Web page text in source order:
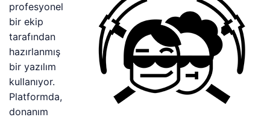
profesyonel
bir ekip
tarafından
hazırlanmış
bir yazılım
kullanıyor.
Platformda,
donanım